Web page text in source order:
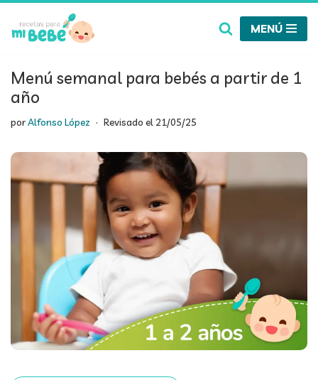
Saltar
contenido
MENÚ
Menú semanal para bebés a partir de 1
año
porAlfonso López Revisado el21/05/25